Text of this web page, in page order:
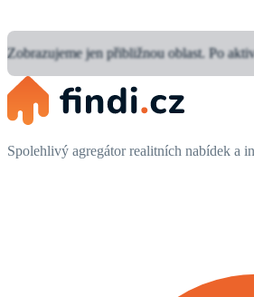
Zobrazujeme jen přibližnou oblast. Po
Spolehlivý agregátor realitních nabídek a